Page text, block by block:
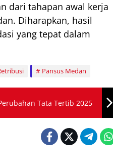
dari tahapan awal kerja
Diharapkan, hasil
yang tepat dalam
Pansus Medan
Tata Tertib 2025